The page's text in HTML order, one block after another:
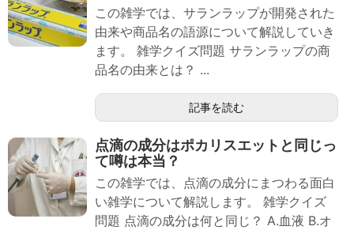
この雑学では、サランラップが開発された
由来や商品名の語源について解説していき
ます。 雑学クイズ問題 サランラップの商
品名の由来とは？ ...
記事を読む
点滴の成分はポカリスエットと同じっ
て噂は本当？
この雑学では、点滴の成分にまつわる面白
い雑学について解説します。 雑学クイズ
問題 点滴の成分は何と同じ？ A.血液 B.オ